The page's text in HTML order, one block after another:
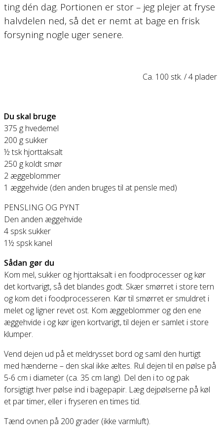
ting dén dag. Portionen er stor – jeg plejer at fryse
halvdelen ned, så det er nemt at bage en frisk
forsyning nogle uger senere.
Ca. 100 stk. / 4 plader
Du skal bruge
375 g hvedemel
200 g sukker
½ tsk hjorttaksalt
250 g koldt smør
2 æggeblommer
1 æggehvide (den anden bruges til at pensle med)
PENSLING OG PYNT
Den anden æggehvide
4 spsk sukker
1½ spsk kanel
Sådan gør du
Kom mel, sukker og hjorttaksalt i en foodprocesser og kør
det kortvarigt, så det blandes godt. Skær smørret i store tern
og kom det i foodprocesseren. Kør til smørret er smuldret i
melet og ligner revet ost. Kom æggeblommer og den ene
æggehvide i og kør igen kortvarigt, til dejen er samlet i store
klumper.
Vend dejen ud på et meldrysset bord og saml den hurtigt
med hænderne – den skal ikke æltes. Rul dejen til en pølse på
5-6 cm i diameter (ca. 35 cm lang). Del den i to og pak
forsigtigt hver pølse ind i bagepapir. Læg dejpølserne på køl
et par timer, eller i fryseren en times tid.
Tænd ovnen på 200 grader (ikke varmluft).